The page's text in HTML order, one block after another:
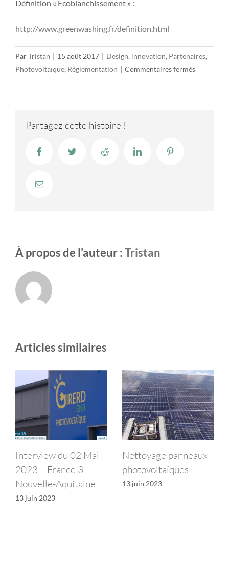
Définition « Ecoblanchissement » :
http://www.greenwashing.fr/definition.html
ParTristan | 15 août 2017 | Design, innovation, Partenaires,
Photovoltaïque, Réglementation | Commentaires ferméssur
La
Partagez cette histoire !
FacebookTwitter Reddit LinkedIn
Email
À propos de l'auteur :Tristan
Articles similaires
du 02 Mai
– France 3
Aquitaine
juin 2023
Nettoyage panneaux
photovoltaïques
13 juin 2023
Le